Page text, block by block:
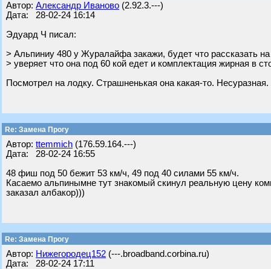
Автор: Александр Иваново (2.92.3.---)
Дата: 28-02-24 16:14
Эдуард Ч писал:
> Альпиниу 480 у Журалайфа закажи, будет что рассказать
> уверяет что она под 60 кой едет и комплектация жирная в
Посмотрел на лодку. Страшненькая она какая-то. Несуразная.
Re: Замена Прогу
Автор: ttemmich (176.59.164.---)
Дата: 28-02-24 16:55
48 фиш под 50 бежит 53 км/ч, 49 под 40 силами 55 км/ч.
Касаемо альпинымне тут знакомый скинул реальную цену
заказал албакор)))
Re: Замена Прогу
Автор: Нижегородец152 (---.broadband.corbina.ru)
Дата: 28-02-24 17:11